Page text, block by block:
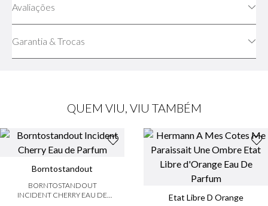
Avaliações
Garantia & Trocas
QUEM VIU, VIU TAMBÉM
Borntostandout
BORNTOSTANDOUT
INCIDENT CHERRY EAU DE
Etat Libre D Orange